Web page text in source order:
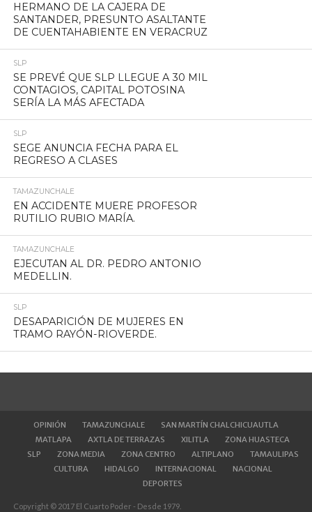
HERMANO DE LA CAJERA DE
SANTANDER, PRESUNTO ASALTANTE
DE CUENTAHABIENTE EN VERACRUZ
SLP
SE PREVÉ QUE SLP LLEGUE A 30 MIL
CONTAGIOS, CAPITAL POTOSINA
SERÍA LA MÁS AFECTADA
SLP
SEGE ANUNCIA FECHA PARA EL
REGRESO A CLASES
TAMAZUNCHALE
EN ACCIDENTE MUERE PROFESOR
RUTILIO RUBIO MARÍA.
TAMAZUNCHALE
EJECUTAN AL DR. PEDRO ANTONIO
MEDELLIN.
SLP
DESAPARICIÓN DE MUJERES EN
TRAMO RAYÓN-RIOVERDE.
OPINIÓN TAMAZUNCHALE
SAN MARTÍN CHALCHICUAUTLA
MATLAPA
AXTLA DE TERRAZAS XILITLA
ZONA HUASTECA
SLP
ZONA MEDIA ZONA CENTRO ALTIPLANO
TAMAULIPAS
CULTURA
HIDALGO INTERNACIONAL
NACIONAL
DEPORTES
Copyright © 2017 El Cuarto Poder - Desde 1979.